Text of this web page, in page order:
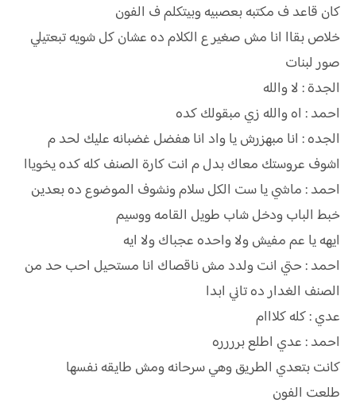
كان قاعد ف مكتبه بعصبيه وبيتكلم ف الفون
خلاص بقاا انا مش صغير ع الكلام ده عشان كل شويه تبعتيلي
صور لبنات
الجدة : لا والله
احمد : اه والله زي مبقولك كده
الجده : انا مبهزرش يا واد انا هفضل غضبانه عليك لحد م
اشوف عروستك معاك بدل م انت كارة الصنف كله كده يخوياا
احمد : ماشي يا ست الكل سلام ونشوف الموضوع ده بعدين
خبط الباب ودخل شاب طويل القامه ووسيم
ايهه يا عم مفيش ولا واحده عجباك ولا ايه
احمد : حتي انت ولدد مش ناقصاك انا مستحيل احب حد من
الصنف الغدار ده تاني ابدا
عدي : كله كلااام
احمد : عدي اطلع برررره
كانت بتعدي الطريق وهي سرحانه ومش طايقه نفسها
طلعت الفون